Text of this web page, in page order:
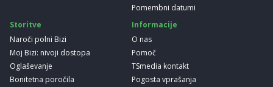
Pomembni datumi
Storitve
Naroči polni Bizi
Moj Bizi: nivoji dostopa
Oglaševanje
Bonitetna poročila
Informacije
O nas
Pomoč
TSmedia kontakt
Pogosta vprašanja